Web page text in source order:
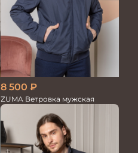
8 500 ₽
ZUMA Ветровка мужская